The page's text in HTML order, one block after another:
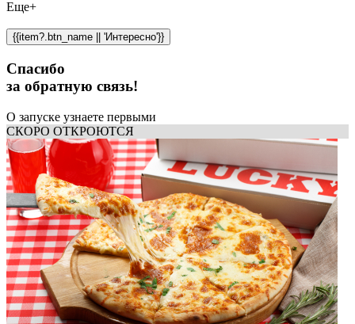
Еще+
{{item?.btn_name || 'Интересно'}}
Спасибо
за обратную связь!
О запуске узнаете первыми
СКОРО ОТКРОЮТСЯ